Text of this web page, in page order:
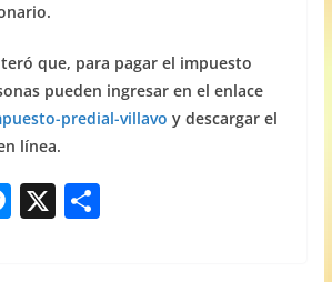
que, para pagar el impuesto
pueden ingresar en el enlace
predial-villavo y descargar el
línea.
M X S